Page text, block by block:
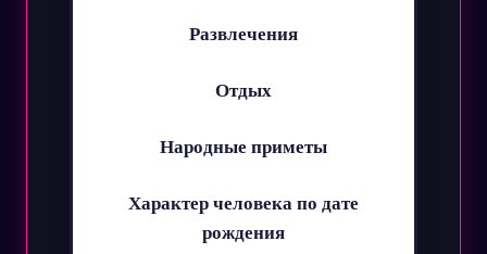
Развлечения
Отдых
Народные приметы
Характер человека по дате
рождения